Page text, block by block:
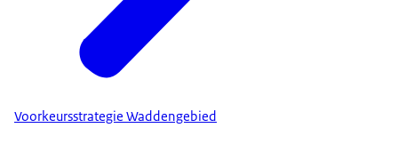
Voorkeursstrategie Waddengebied